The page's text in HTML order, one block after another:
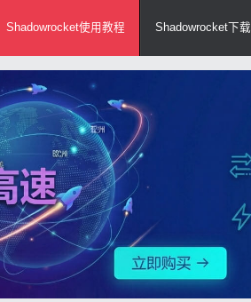
Shadowrocket使用教程 Shadowrocket下载